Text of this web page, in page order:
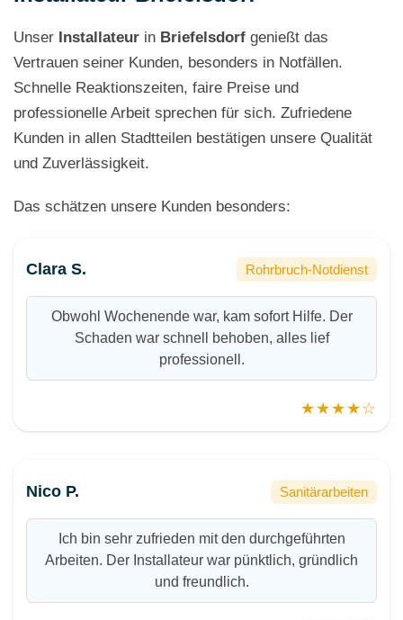
Unser Installateur in Briefelsdorf genießt das
Vertrauen seiner Kunden, besonders in Notfällen.
Schnelle Reaktionszeiten, faire Preise und
professionelle Arbeit sprechen für sich. Zufriedene
Kunden in allen Stadtteilen bestätigen unsere Qualität
und Zuverlässigkeit.
Das schätzen unsere Kunden besonders:
Clara S. Rohrbruch-Notdienst
Obwohl Wochenende war, kam sofort Hilfe. Der
Schaden war schnell behoben, alles lief
professionell.
★★★★☆
Nico P. Sanitärarbeiten
Ich bin sehr zufrieden mit den durchgeführten
Arbeiten. Der Installateur war pünktlich, gründlich
und freundlich.